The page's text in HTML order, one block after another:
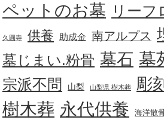
ペットのお墓 リーフ
久圓寺 供養 助成金 南アルプス
墓じまい.粉骨 墓石 墓
宗派不問 山梨 山梨県 樹木葬 彫
樹木葬 永代供養 海洋散